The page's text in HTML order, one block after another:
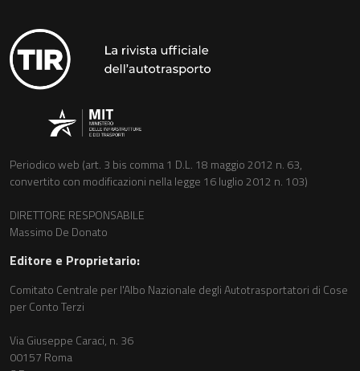
Periodico web (art. 3 bis comma 1 D.L. 18 maggio 2012 n. 63,
convertito con modificazioni nella legge 16 luglio 2012 n. 103)
DIRETTORE RESPONSABILE
Massimo De Donato
Editore e Proprietario:
Comitato Centrale per l'Albo Nazionale degli Autotrasportatori di Cose
per Conto Terzi
Via Giuseppe Caraci, n. 36
00157 Roma